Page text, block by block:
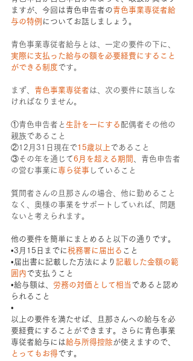
ますが、今回は青色申告者の青色事業専従者給
与の特例 についてお話しましょう。
青色事業専従者給与とは、一定の要件の下に、
実際に支払った給与の額を必要経費にすること
ができる制度です。
まず、 青色事業専従者 は、次の要件に該当しな
ければなりません。
①青色申告者と 生計を一にする 配偶者その他の
親族であること
②12月31日現在で15歳以上であること
③その年を通じて6月を超える期間
、青色申告者
の営む事業に専ら従事 していること
質問者さんの旦那さんの場合、他に勤めること
なく、奥様の事業をサポートしていれば、問題
ないと考えられます。
他の要件を簡単にまとめると以下の通りです。
•3月15日までに税務署に届出る こと
•届出書に記載した方法により 記載した金額の範
囲内で支払うこと
•給与額は、 労務の対価として相当 であると認め
られること
•
以上の要件を満たせば、旦那さんへの給与を必
要経費にすることができます。さらに青色事業
専従者給与には給与所得控除が使えますので、
とってもお得です。